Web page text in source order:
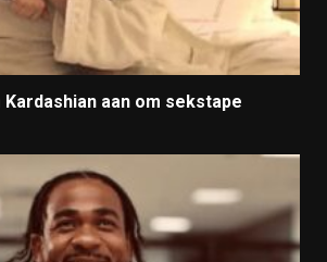
Kardashian aan om sekstape